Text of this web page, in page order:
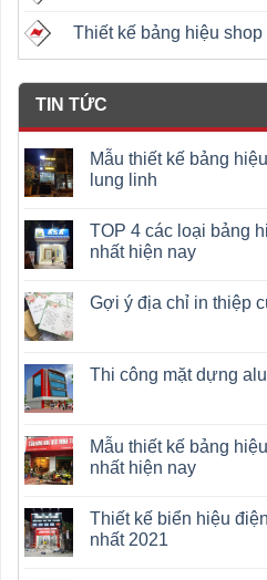
Thiết kế bảng hiệu shop
TIN TỨC
Mẫu thiết kế bảng
lung linh
TOP 4 các loại bảng
nhất hiện nay
Gợi ý địa chỉ in thiệp
Thi công mặt dựng
Mẫu thiết kế bảng
nhất hiện nay
Thiết kế biển hiệu
nhất 2021